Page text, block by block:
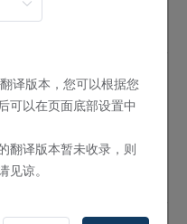
手场上的表侧表示怪兽
族）数量的合计]×500。
怪兽 效果
①：这张卡被对手的效果
特殊召唤成功的场合可以
译版本，您可以根据您
可以在页面底部设置中
翻译版本暂未收录，则
谅。